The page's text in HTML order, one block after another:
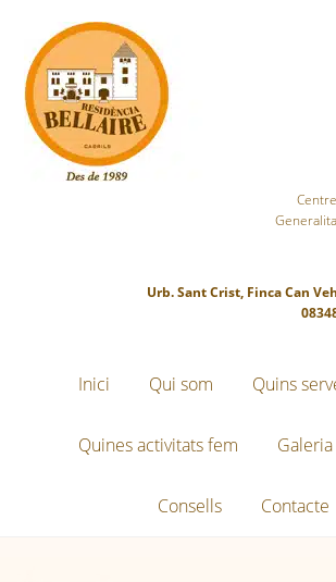
Urb. Sant Crist, Finca Can
Inici Qui som Quins
Quines activitats fem Galeria
Consells Contacte